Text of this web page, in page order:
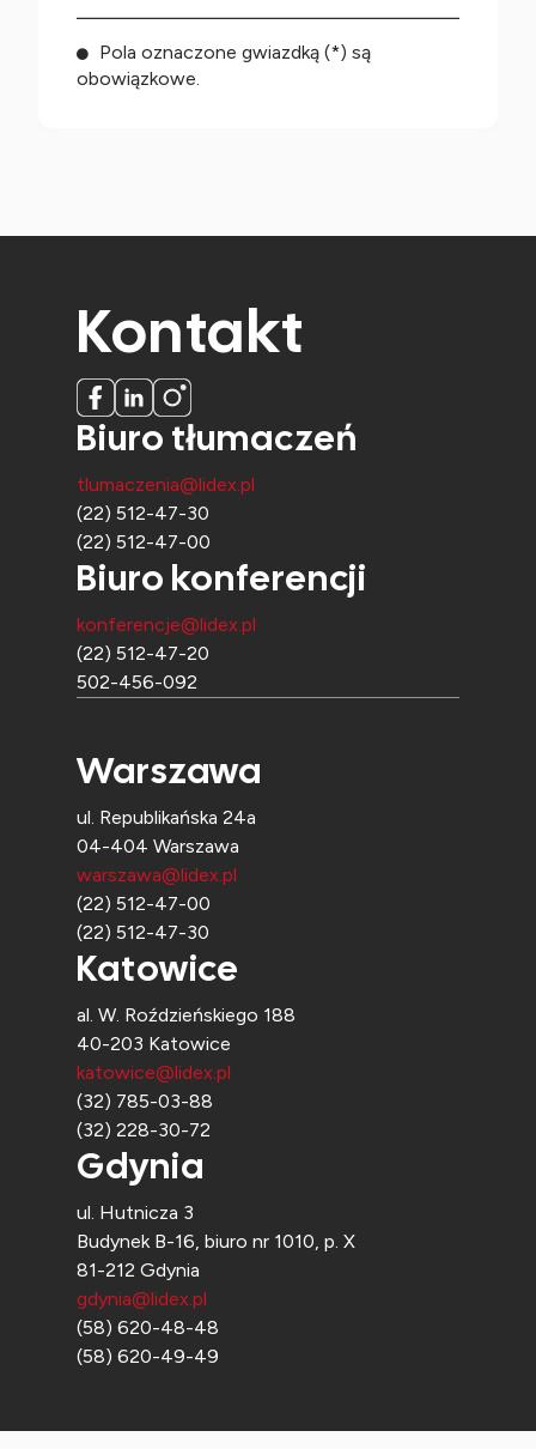
Pola oznaczone gwiazdką (*) są
obowiązkowe.
Kontakt
Biuro tłumaczeń
tlumaczenia@lidex.pl
(22) 512-47-30
(22) 512-47-00
Biuro konferencji
konferencje@lidex.pl
(22) 512-47-20
502-456-092
Warszawa
ul. Republikańska 24a
04-404 Warszawa
warszawa@lidex.pl
(22) 512-47-00
(22) 512-47-30
Katowice
al. W. Roździeńskiego 188
40-203 Katowice
katowice@lidex.pl
(32) 785-03-88
(32) 228-30-72
Gdynia
ul. Hutnicza 3
Budynek B-16, biuro nr 1010, p. X
81-212 Gdynia
gdynia@lidex.pl
(58) 620-48-48
(58) 620-49-49